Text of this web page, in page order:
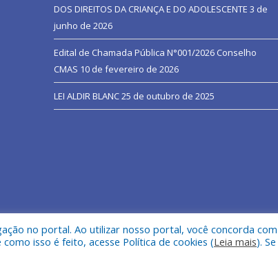
DOS DIREITOS DA CRIANÇA E DO ADOLESCENTE 3 de
junho de 2026
Edital de Chamada Pública N°001/2026 Conselho
CMAS 10 de fevereiro de 2026
LEI ALDIR BLANC25 de outubro de 2025
de São João do Araguaia.
no portal. Ao utilizar nosso portal, você concorda
isso é feito, acesse Política de cookies (Leia mais).